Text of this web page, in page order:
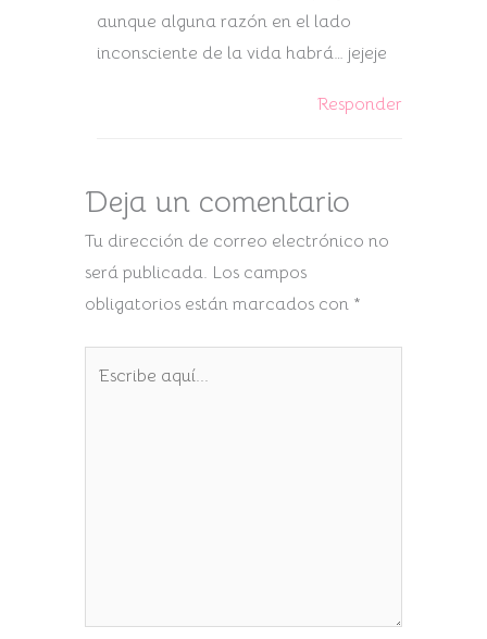
aunque alguna razón en el lado
inconsciente de la vida habrá… jejeje
Responder
Deja un comentario
Tu dirección de correo electrónico no
será publicada. Los campos
obligatorios están marcados con *